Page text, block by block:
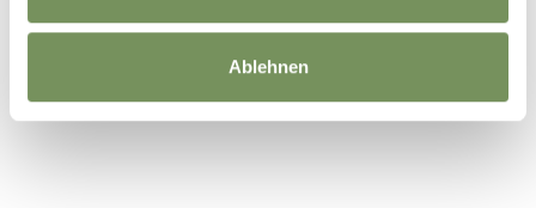
Ablehnen